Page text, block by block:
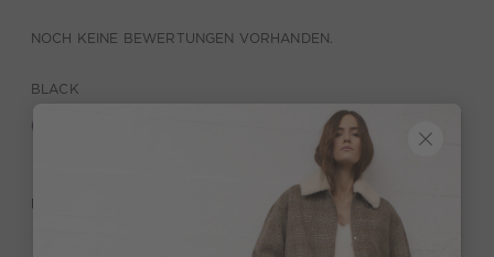
NOCH KEINE BEWERTUNGEN VORHANDEN.
BLACK
BESCHREIBUNG